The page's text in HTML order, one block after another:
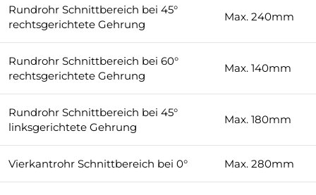
Rundrohr Schnittbereich bei 45°
rechtsgerichtete Gehrung
Max. 240mm
Rundrohr Schnittbereich bei 60°
rechtsgerichtete Gehrung
Max. 140mm
Rundrohr Schnittbereich bei 45°
linksgerichtete Gehrung
Max. 180mm
Vierkantrohr Schnittbereich bei 0° Max. 280mm